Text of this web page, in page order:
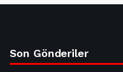
Son Gönderiler